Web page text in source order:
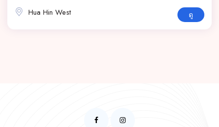
Hua Hin West ดู